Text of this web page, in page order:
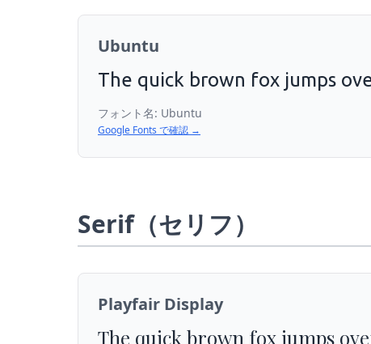
Ubuntu
The quick brown fox jumps
フォント名: Ubuntu
Google Fonts で確認 →
Serif（セリフ）
Playfair Display
The quick brown fox jumps